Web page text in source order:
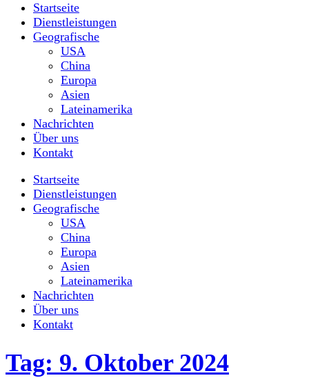
Startseite
Dienstleistungen
Geografische
USA
China
Europa
Asien
Lateinamerika
Nachrichten
Über uns
Kontakt
Startseite
Dienstleistungen
Geografische
USA
China
Europa
Asien
Lateinamerika
Nachrichten
Über uns
Kontakt
Tag: 9. Oktober 2024